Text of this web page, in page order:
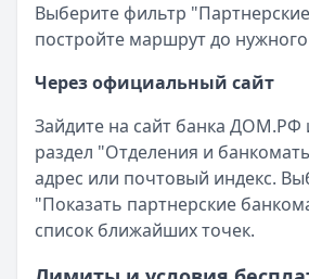
Выберите фильтр
постройте маршрут до
Через официальный сайт
Зайдите на сайт банка ДОМ.РФ
раздел "Отделения и
адрес или почтовый индекс.
"Показать партнерские
список ближайших точек.